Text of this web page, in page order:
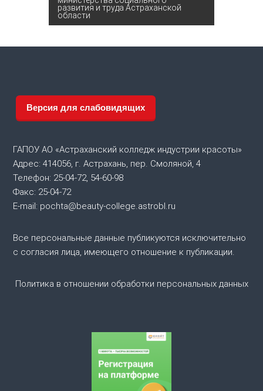
и
ц
я
п
з
развития и труда Астраханской
области
Версия для слабовидящих
ГАПОУ АО «Астраханский колледж индустрии красоты»
Адрес: 414056, г. Астрахань, пер. Смоляной, 4
Телефон: 25-04-72, 54-60-98
Факс: 25-04-72
E-mail: pochta@beauty-college.astrobl.ru
Все персональные данные публикуются исключительно
с согласия лица, имеющего отношение к публикации.
Политика в отношении обработки персональных данных